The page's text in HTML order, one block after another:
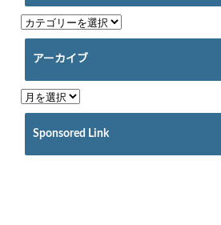
アーカイブ
Sponsored Link